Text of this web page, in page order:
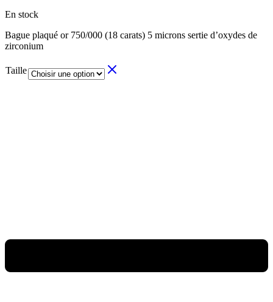
En stock
Bague plaqué or 750/000 (18 carats) 5 microns sertie d’oxydes de
zirconium
Taille